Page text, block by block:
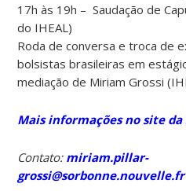
17h às 19h – Saudação de
do IHEAL)
Roda de conversa e troca de
bolsistas brasileiras em
mediação de Miriam Grossi
Mais informações no site da
Contato: miriam.pillar-
grossi@sorbonne.nouvelle.fr